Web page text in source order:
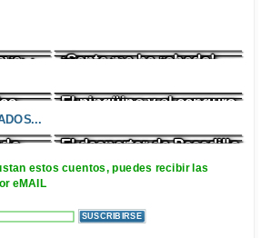
¡Santa me ha robado!
El pingüino y el canguro
El despertar de Pesadillo
estos cuentos, puedes recibir las
eMAIL